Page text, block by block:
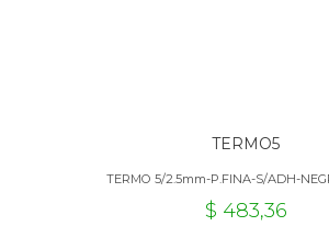
TERMO5
TERMO 5/2.5mm-P.FINA-S/ADH-
$ 483,36